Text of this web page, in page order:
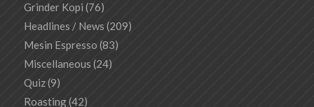
Grinder Kopi (76)
Headlines / News (209)
Mesin Espresso (83)
Miscellaneous (24)
Quiz(9)
Roasting(42)